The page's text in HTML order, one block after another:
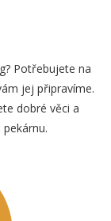
Potřebujete na
jej připravíme.
dobré věci a